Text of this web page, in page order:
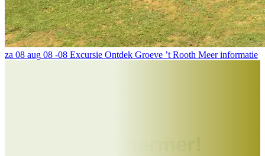
za 08 aug 08 -08 Excursie Ontdek Groeve ’t Rooth Meer informatie